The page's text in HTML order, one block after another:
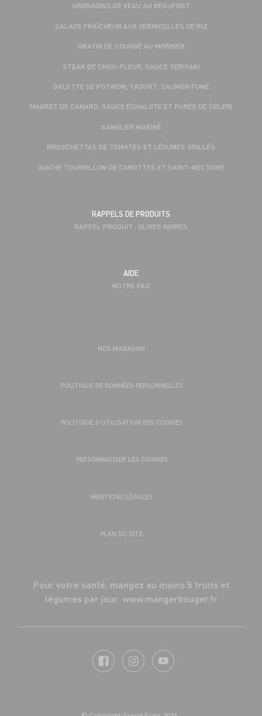
GRENADINS DE VEAU AU BEAUFORT
SALADE FRAÎCHEUR AUX VERMICELLES DE RIZ
GRATIN DE COURGE AU MORBIER
STEAK DE CHOU-FLEUR, SAUCE TERIYAKI
GALETTE DE POTIRON, YAOURT, SAUMON FUMÉ
MAGRET DE CANARD, SAUCE ÉCHALOTE ET PURÉE DE CÉLERI
SANGLIER MARINÉ
BRUSCHETTAS DE TOMATES ET LÉGUMES GRILLÉS
QUICHE TOURBILLON DE CAROTTES ET SAINT-NECTAIRE
RAPPELS DE PRODUITS
RAPPEL PRODUIT : OLIVES NOIRES
AIDE
NOTRE FAQ
NOS MAGASINS
POLITIQUE DE DONNÉES PERSONNELLES
POLITIQUE D’UTILISATION DES COOKIES
PERSONNALISER LES COOKIES
MENTIONS LÉGALES
PLAN DU SITE
Pour votre santé, mangez au moins 5 fruits et
légumes par jour. www.mangerbouger.fr